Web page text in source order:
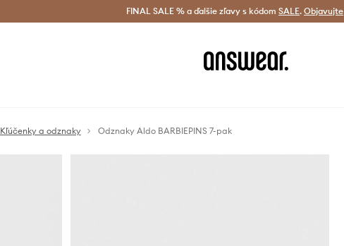
Bezplatná doprava od 60 € > Doručenie aj do 24 h >
FINAL SALE % a ďalšie zľavy s kódom SALE. Objavujte
Kľúčenky a odznaky Odznaky Aldo BARBIEPINS 7-pak